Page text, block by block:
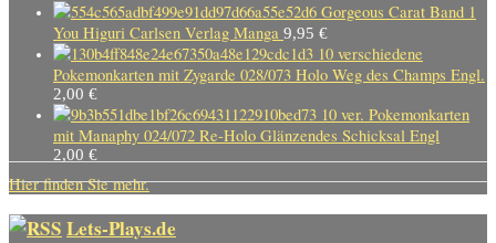
Gorgeous Carat Band 1
You Higuri Carlsen Verlag Manga 9,95 €
10 verschiedene
Pokemonkarten mit Zygarde 028/073 Holo Weg des Champs Engl.
2,00 €
10 ver. Pokemonkarten
mit Manaphy 024/072 Re-Holo Glänzendes Schicksal Engl
2,00 €
Hier finden Sie mehr.
Lets-Plays.de